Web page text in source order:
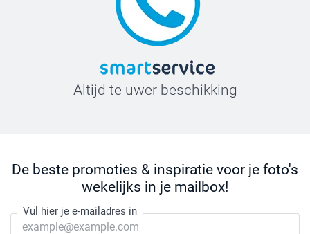
Altijd te uwer beschikking
De beste promoties & inspiratie voor je foto's
wekelijks in je mailbox!
Vul hier je e-mailadres in